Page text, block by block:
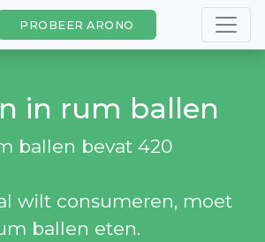
PROBEER ARONO
in rum ballen
ballen bevat 420
wilt consumeren, moet
ballen eten.